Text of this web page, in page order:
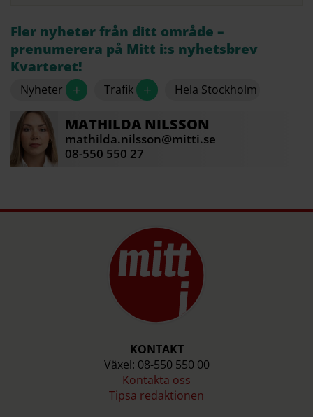
Fler nyheter från ditt område –
prenumerera på Mitt i:s nyhetsbrev
Kvarteret!
Nyheter + Trafik + Hela Stockholm
MATHILDA NILSSON
mathilda.nilsson@mitti.se
08-550 550 27
KONTAKT
Växel: 08-550 550 00
Kontakta oss
Tipsa redaktionen